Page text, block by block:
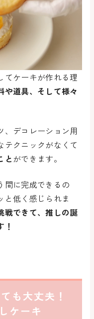
てケーキが作れる理
や道具、そして様々
、デコレーション用
テクニックがなくて
とができます。
間に完成できるの
と低く感じられま
戦できて、推しの誕
も大丈夫！
ケーキ